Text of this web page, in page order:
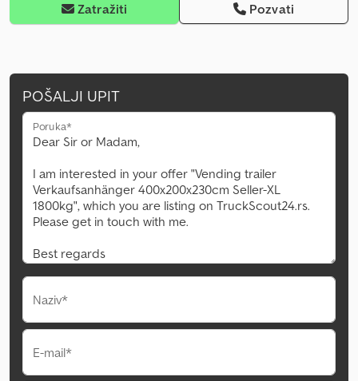
Zatražiti Pozvati
POŠALJI UPIT
Poruka*
Naziv*
E-mail*